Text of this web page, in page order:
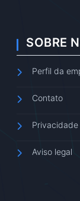
SOBRE
Perfil da
Contato
Privacidade
Aviso legal